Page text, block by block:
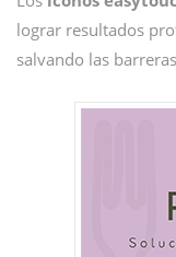
lograr resultados
salvando las